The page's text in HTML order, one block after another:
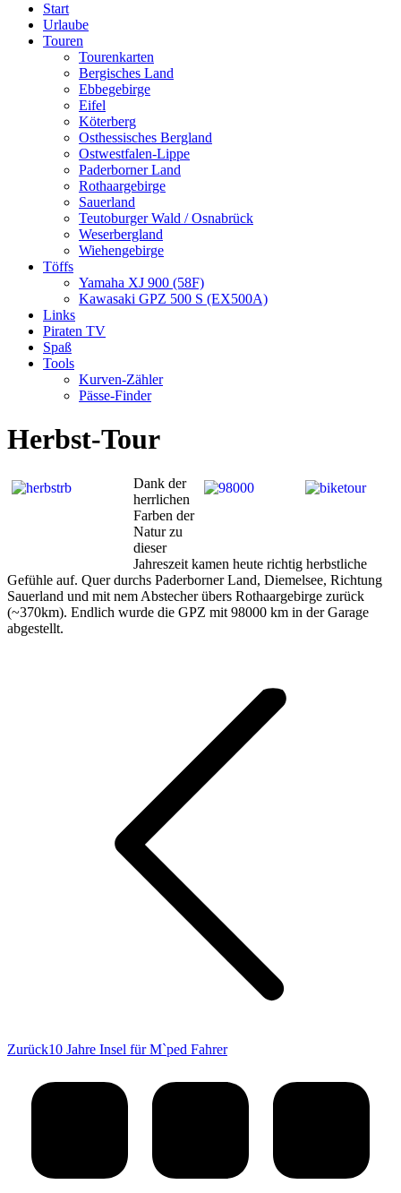
page
opens
page
opens
page
opens
Start
Urlaube
Touren
Tourenkarten
Bergisches Land
Ebbegebirge
Eifel
Köterberg
Osthessisches Bergland
Ostwestfalen-Lippe
Paderborner Land
Rothaargebirge
Sauerland
Teutoburger Wald / Osnabrück
Weserbergland
Wiehengebirge
Töffs
Yamaha XJ 900 (58F)
Kawasaki GPZ 500 S (EX500A)
Links
Piraten TV
Spaß
Tools
Kurven-Zähler
Pässe-Finder
Herbst-Tour
Dank der
herrlichen
Farben der
Natur zu
dieser
Jahreszeit kamen heute richtig herbstliche
Gefühle auf. Quer durchs Paderborner Land, Diemelsee, Richtung
Sauerland und mit nem Abstecher übers Rothaargebirge zurück
(~370km). Endlich wurde die GPZ mit 98000 km in der Garage
abgestellt.
ZurückVorheriger
10 Jahre Insel für M`ped Fahrer